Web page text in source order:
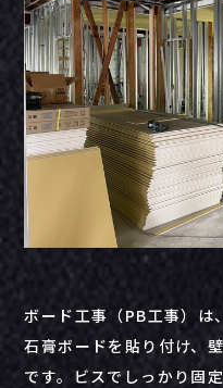
ボード工事（PB工事）は
石膏ボードを貼り付け、
です。ビスでしっかり固